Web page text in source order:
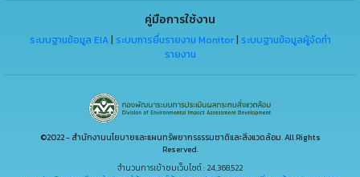
คู่มือการใช้งาน
ระบบฐานข้อมูล EIA| ระบบการยื่นรายงาน Monitor| ระบบฐานข้อมูลผู้จัดทำ
รายงาน
©2022 - สำนักงานนโยบายและแผนทรัพยากรธรรมชาติและสิ่งแวดล้อม. All Rights
Reserved.
จำนวนการเข้าชมเว็บไซต์ : 24,368,522